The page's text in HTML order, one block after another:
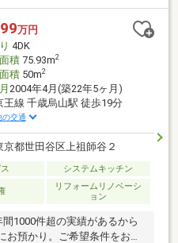
万円
4DK
積75.93m2
積50m2
2004年4月(築22年5ヶ月)
王線 千歳烏山駅 徒歩19分
の交通
京都世田谷区上祖師谷２
システムキッチン
リフォームリノベーシ
ョン
1000件超の実績があるから
お預かり。ご希望条件をお聞